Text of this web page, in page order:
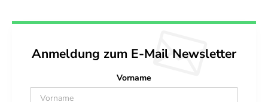
Anmeldung zum E-Mail Newsletter
Vorname